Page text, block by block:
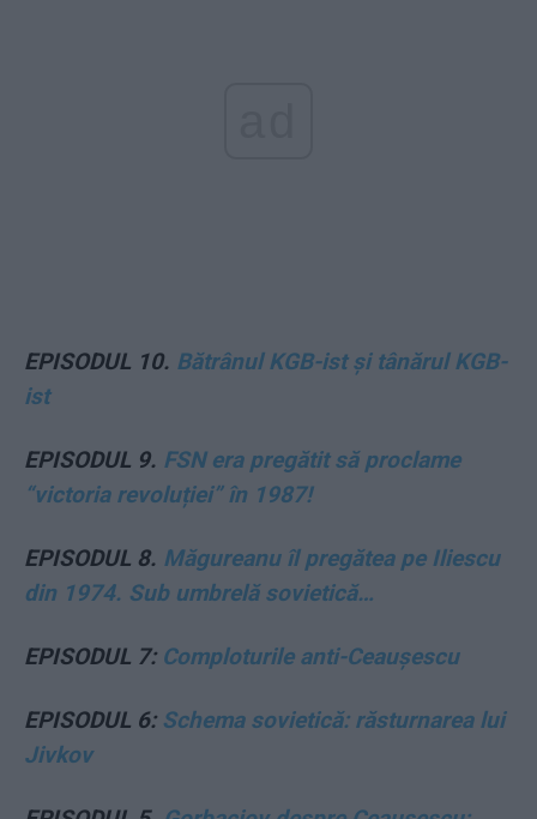
EPISODUL 10. Bătrânul KGB-ist și tânărul KGB-
ist
EPISODUL 9. FSN era pregătit să proclame
“victoria revoluției” în 1987!
EPISODUL 8. Măgureanu îl pregătea pe Iliescu
din 1974. Sub umbrelă sovietică…
EPISODUL 7: Comploturile anti-Ceaușescu
EPISODUL 6: Schema sovietică: răsturnarea lui
Jivkov